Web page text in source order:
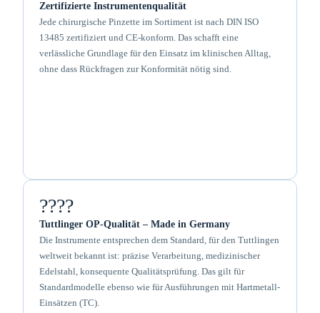
Zertifizierte Instrumentenqualität
Jede chirurgische Pinzette im Sortiment ist nach DIN ISO
13485 zertifiziert und CE-konform. Das schafft eine
verlässliche Grundlage für den Einsatz im klinischen Alltag,
ohne dass Rückfragen zur Konformität nötig sind.
????
Tuttlinger OP-Qualität – Made in Germany
Die Instrumente entsprechen dem Standard, für den Tuttlingen
weltweit bekannt ist: präzise Verarbeitung, medizinischer
Edelstahl, konsequente Qualitätsprüfung. Das gilt für
Standardmodelle ebenso wie für Ausführungen mit Hartmetall-
Einsätzen (TC).